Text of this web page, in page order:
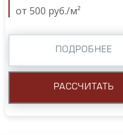
от 500 руб./м²
ПОДРОБНЕЕ
РАССЧИТАТЬ